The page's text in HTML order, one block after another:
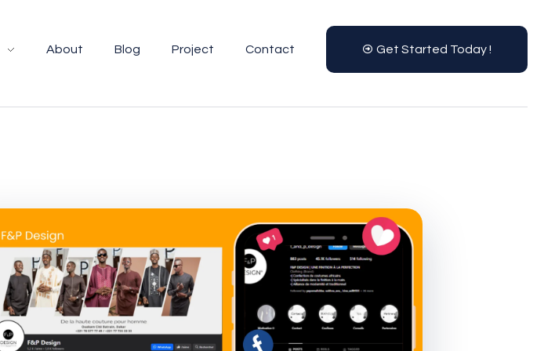
About Blog Project Contact Get Started Today !